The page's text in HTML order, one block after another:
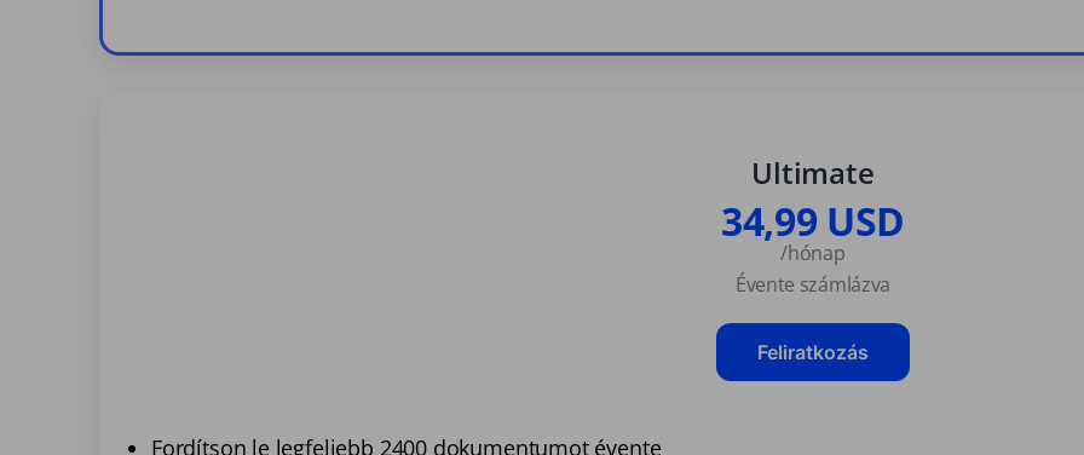
Ultimate
34,99 USD
/hónap
Évente számlázva
Feliratkozás
Fordítson le legfeljebb 2400 dokumentumot évente